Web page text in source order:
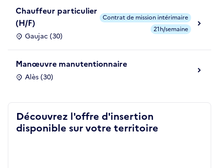
Chauffeur particulier
(H/F)
Gaujac (30)
Contrat de mission intérimaire
21h/semaine
Manœuvre manutentionnaire
Alès (30)
Découvrez l'offre d'insertion
disponible sur votre territoire